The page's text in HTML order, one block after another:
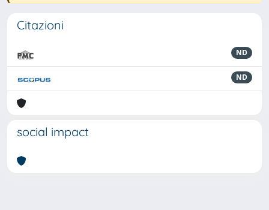
Citazioni
ND
ND
social impact